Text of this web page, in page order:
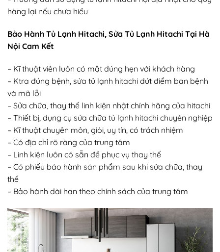
hàng lại nếu chưa hiểu
Bảo Hành Tủ Lạnh Hitachi, Sửa Tủ Lạnh Hitachi Tại Hà
Nội Cam Kết
– Kĩ thuật viên luôn có mặt đúng hẹn với khách hàng
– Ktra đúng bệnh, sửa tủ lạnh hitachi dứt điểm ban bệnh
và mã lỗi
– Sửa chữa, thay thế linh kiện nhật chính hãng của hitachi
– Thiết bị, dụng cụ sửa chữa tủ lạnh hitachi chuyên nghiệp
– Kĩ thuật chuyên môn, giỏi, uy tín, có trách nhiệm
– Có địa chỉ rõ ràng của trung tâm
– Linh kiện luôn có sẵn để phục vụ thay thế
– Có phiếu bảo hành sản phẩm sau khi sửa chữa, thay
thế
– Bảo hành dài hạn theo chính sách của trung tâm